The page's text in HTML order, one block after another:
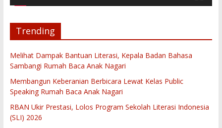
Trending
Melihat Dampak Bantuan Literasi, Kepala Badan Bahasa
Sambangi Rumah Baca Anak Nagari
Membangun Keberanian Berbicara Lewat Kelas Public
Speaking Rumah Baca Anak Nagari
RBAN Ukir Prestasi, Lolos Program Sekolah Literasi Indonesia
(SLI) 2026